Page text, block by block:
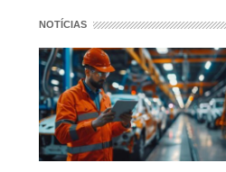
NOTÍCIAS